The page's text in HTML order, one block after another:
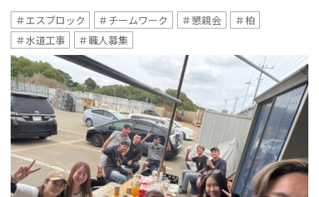
＃エスブロック ＃チームワーク ＃懇親会
＃柏
＃水道工事
＃職人募集